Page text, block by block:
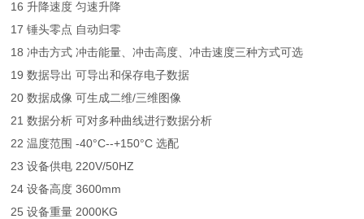
16 升降速度 匀速升降
17 锤头零点 自动归零
18 冲击方式 冲击能量、冲击高度、冲击速度三种方式可选
19 数据导出 可导出和保存电子数据
20 数据成像 可生成二维/三维图像
21 数据分析 可对多种曲线进行数据分析
22 温度范围 -40°C--+150°C 选配
23 设备供电 220V/50HZ
24 设备高度 3600mm
25 设备重量 2000KG